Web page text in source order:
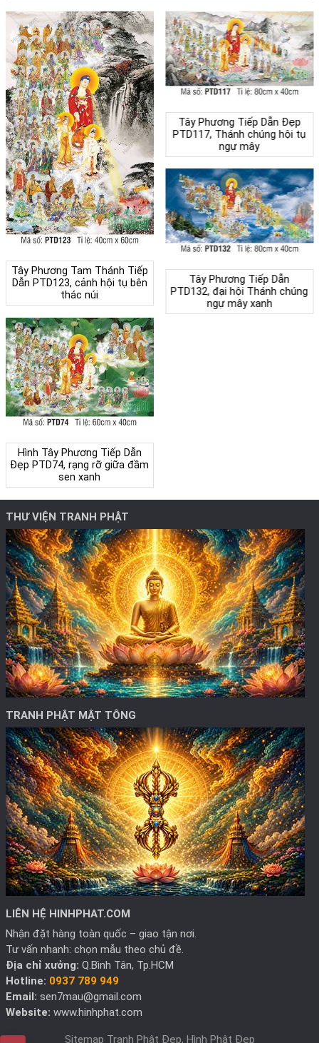
Tây Phương Tam Thánh Tiếp
Dẫn PTD123, cảnh hội tụ bên
thác núi
Tây Phương Tiếp Dẫn Đẹp
PTD117, Thánh chúng hội tụ
ngự mây
Tây Phương Tiếp Dẫn
PTD132, đại hội Thánh chúng
ngự mây xanh
Hình Tây Phương Tiếp Dẫn
Đẹp PTD74, rạng rỡ giữa đầm
sen xanh
THƯ VIỆN TRANH PHẬT
TRANH PHẬT MẬT TÔNG
LIÊN HỆ HINHPHAT.COM
Nhận đặt hàng toàn quốc – giao tận nơi.
Tư vấn nhanh: chọn mẫu theo chủ đề.
Địa chỉ xưởng: Q.Bình Tân, Tp.HCM
Hotline: 0937 789 949
Email: sen7mau@gmail.com
Website: www.hinhphat.com
Sitemap Tranh Phật Đẹp, Hình Phật Đẹp